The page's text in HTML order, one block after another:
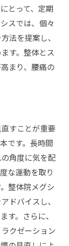
とって、定期
スでは、個々
法を提案し、
す。整体とス
まり、腰痛の
すことが重要
です。長時間
角度に気を配
な運動を取り
整体院メグシ
ドバイスし、
す。さらに、
クゼーション